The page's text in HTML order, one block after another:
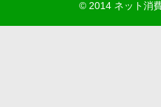
© 2014 ネット消